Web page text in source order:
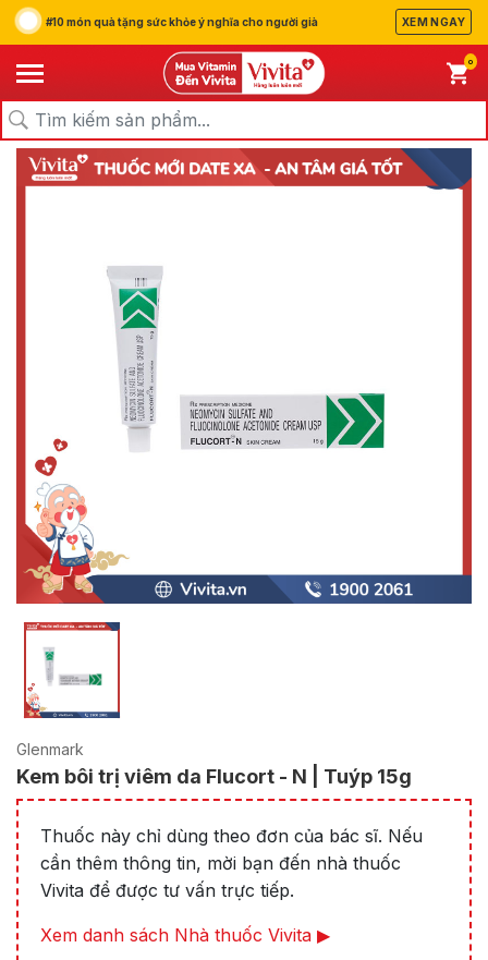
#10 món quà tặng sức khỏe ý nghĩa cho người già XEM NGAY
0
Trang chủ/Sản Phẩm/Thuốc
Glenmark
Kem bôi trị viêm da Flucort - N | Tuýp 15g
Thuốc này chỉ dùng theo đơn của bác sĩ. Nếu
cần thêm thông tin, mời bạn đến nhà thuốc
Vivita để được tư vấn trực tiếp.
Xem danh sách Nhà thuốc Vivita ▶